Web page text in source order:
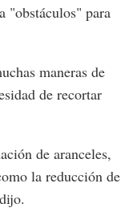
"obstáculos" para
maneras de
de recortar
de aranceles,
la reducción de